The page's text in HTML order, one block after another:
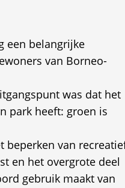
een belangrijke
van Borneo-
was dat het
park heeft: groen is
beperken van
en het overgrote deel
gebruik maakt van